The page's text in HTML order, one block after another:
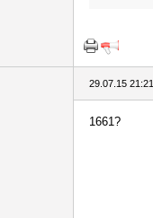
29.07.15 21:21
1661?